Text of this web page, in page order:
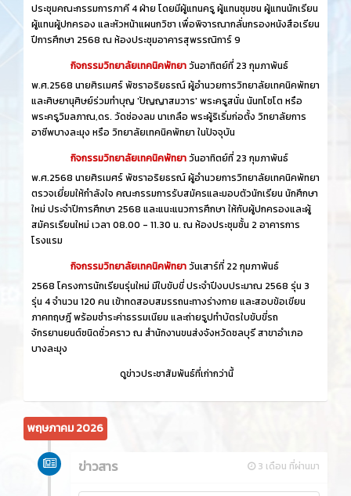
ประชุมคณะกรรมการภาคี 4 ฝ่าย โดยมีผู้แทนครู ผู้แทนชุมชน ผู้แทนนักเรียน
ผู้แทนผู้ปกครอง และหัวหน้าแผนกวิชา เพื่อพิจารณากลั่นกรองหนังสือเรียน
ปีการศึกษา 2568 ณ ห้องประชุมอาคารสุพรรณิการ์ 9
กิจกรรมวิทยาลัยเทคนิคพัทยาวันอาทิตย์ที่ 23 กุมภาพันธ์
พ.ศ.2568 นายศิรเมศร์ พัชราอริยธรณ์ ผู้อำนวยการวิทยาลัยเทคนิคพัทยา
และศิษยานุศิษย์ร่วมทำบุญ 'ปัญญาสมวาร' พระครูสนั่น นันทโชโต หรือ
พระครูวิมลภาณ,ดร. วัดช่องลม นาเกลือ พระผู้ริเริ่มก่อตั้ง วิทยาลัยการ
อาชีพบางละมุง หรือ วิทยาลัยเทคนิคพัทยา ในปัจจุบัน
กิจกรรมวิทยาลัยเทคนิคพัทยาวันอาทิตย์ที่ 23 กุมภาพันธ์
พ.ศ.2568 นายศิรเมศร์ พัชราอริยธรณ์ ผู้อำนวยการวิทยาลัยเทคนิคพัทยา
ตรวจเยี่ยมให้กำลังใจ คณะกรรมการรับสมัครและมอบตัวนักเรียน นักศึกษา
ใหม่ ประจำปีการศึกษา 2568 และแนะแนวการศึกษา ให้กับผู้ปกครองและผู้
สมัครเรียนใหม่ เวลา 08.00 - 11.30 น. ณ ห้องประชุมชั้น 2 อาคารการ
โรงแรม
กิจกรรมวิทยาลัยเทคนิคพัทยาวันเสาร์ที่ 22 กุมภาพันธ์
2568 โครงการนักเรียนรุ่นใหม่ มีใบขับขี่ ประจำปีงบประมาณ 2568 รุ่น 3
รุ่น 4 จำนวน 120 คน เข้าทดสอบสมรรถนะทางร่างกาย และสอบข้อเขียน
ภาคทฤษฎี พร้อมชำระค่าธรรมเนียม และถ่ายรูปทำบัตรใบขับขี่รถ
จักรยานยนต์ชนิดชั่วคราว ณ สำนักงานขนส่งจังหวัดชลบุรี สาขาอำเภอ
บางละมุง
ดูข่าวประชาสัมพันธ์ที่เก่ากว่านี้
พฤษภาคม 2026
3 เดือน ที่ผ่านมา
ข่าวสาร